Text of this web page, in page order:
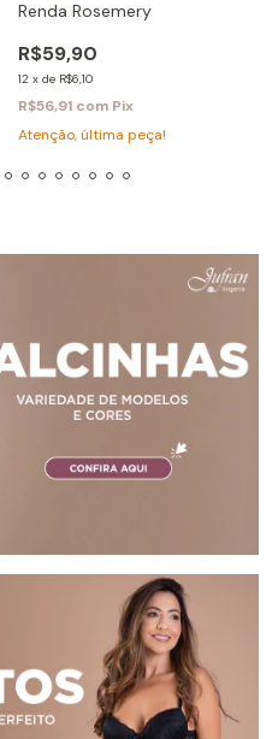
Renda Rosemery
R$59,90
12 x de R$6,10
R$56,91 com Pix
Atenção, última peça!